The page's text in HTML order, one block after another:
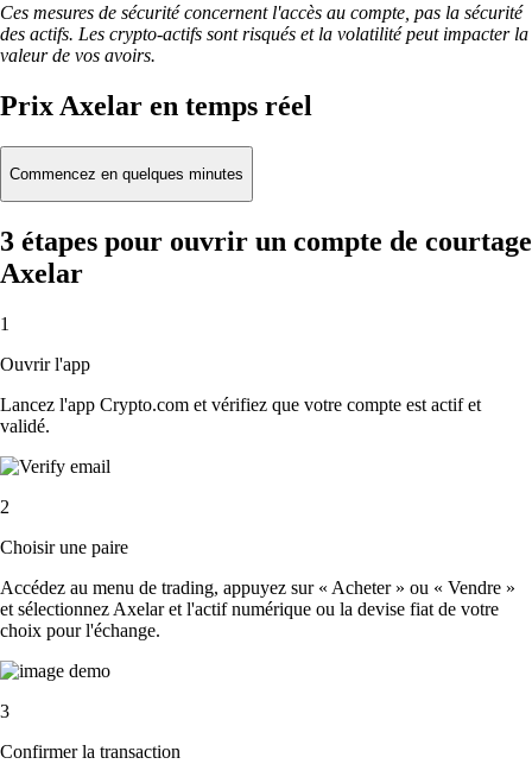
Ces mesures de sécurité concernent l'accès au compte, pas la sécurité
des actifs. Les crypto-actifs sont risqués et la volatilité peut impacter la
valeur de vos avoirs.
Prix Axelar en temps réel
Commencez en quelques minutes
3 étapes pour ouvrir un compte de courtage
Axelar
1
Ouvrir l'app
Lancez l'app Crypto.com et vérifiez que votre compte est actif et
validé.
2
Choisir une paire
Accédez au menu de trading, appuyez sur « Acheter » ou « Vendre »
et sélectionnez Axelar et l'actif numérique ou la devise fiat de votre
choix pour l'échange.
3
Confirmer la transaction